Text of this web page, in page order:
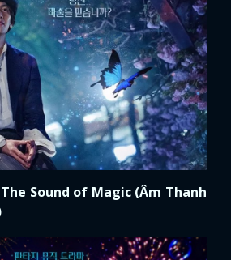
Sound of Magic (Âm Thanh